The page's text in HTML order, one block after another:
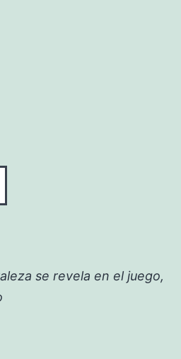
se revela en el juego,